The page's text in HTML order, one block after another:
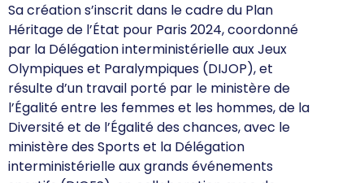
Sa création s’inscrit dans le cadre du Plan
Héritage de l’État pour Paris 2024, coordonné
par la Délégation interministérielle aux Jeux
Olympiques et Paralympiques (DIJOP), et
résulte d’un travail porté par le ministère de
l’Égalité entre les femmes et les hommes, de la
Diversité et de l’Égalité des chances, avec le
ministère des Sports et la Délégation
interministérielle aux grands événements